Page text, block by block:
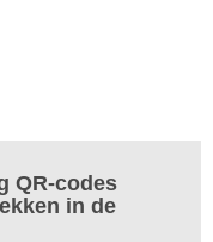
QR-codes
in de